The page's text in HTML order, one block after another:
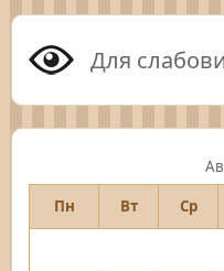
Для
Пн
Вт Ср